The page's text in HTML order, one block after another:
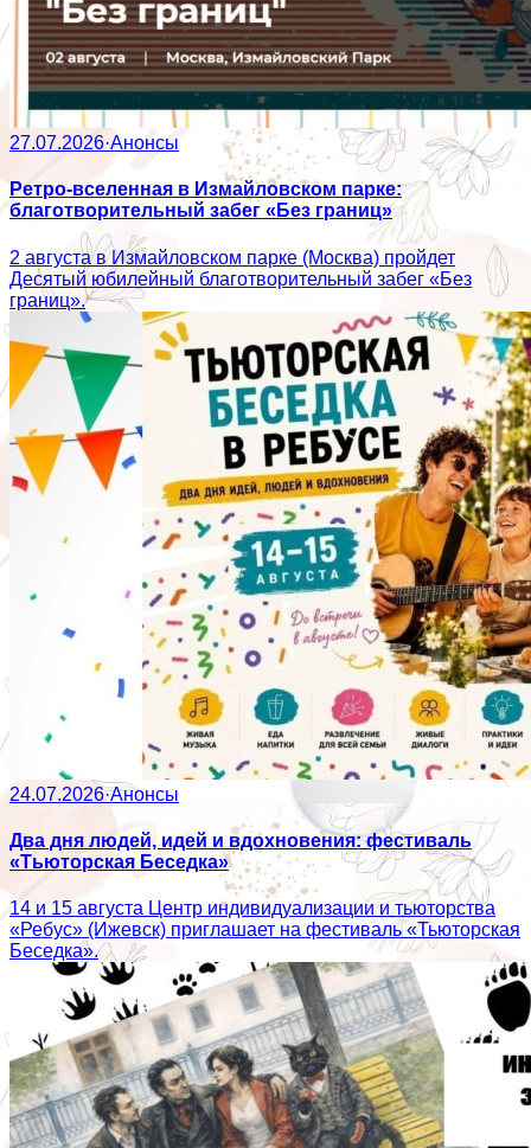
27.07.2026·Анонсы
Ретро-вселенная в Измайловском парке:
благотворительный забег «Без границ»
2 августа в Измайловском парке (Москва) пройдет
Десятый юбилейный благотворительный забег «Без
границ».
24.07.2026·Анонсы
Два дня людей, идей и вдохновения: фестиваль
«Тьюторская Беседка»
14 и 15 августа Центр индивидуализации и тьюторства
«Ребус» (Ижевск) приглашает на фестиваль «Тьюторская
Беседка».